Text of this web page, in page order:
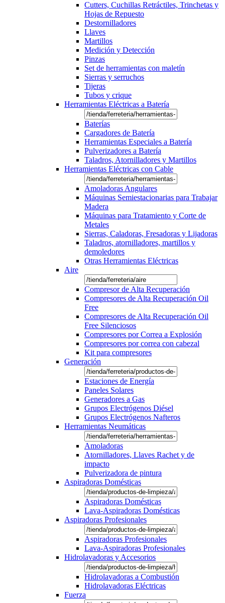
Cutters, Cuchillas Retráctiles, Trinchetas y
Hojas de Repuesto
Destornilladores
Llaves
Martillos
Medición y Detección
Pinzas
Set de herramientas con maletín
Sierras y serruchos
Tijeras
Tubos y crique
Herramientas Eléctricas a Batería
Baterías
Cargadores de Batería
Herramientas Especiales a Batería
Pulverizadores a Batería
Taladros, Atornilladores y Martillos
Herramientas Eléctricas con Cable
Amoladoras Angulares
Máquinas Semiestacionarias para Trabajar
Madera
Máquinas para Tratamiento y Corte de
Metales
Sierras, Caladoras, Fresadoras y Lijadoras
Taladros, atornilladores, martillos y
demoledores
Otras Herramientas Eléctricas
Aire
Compresor de Alta Recuperación
Compresores de Alta Recuperación Oil
Free
Compresores de Alta Recuperación Oil
Free Silenciosos
Compresores por Correa a Explosión
Compresores por correa con cabezal
Kit para compresores
Generación
Estaciones de Energía
Paneles Solares
Generadores a Gas
Grupos Electrógenos Diésel
Grupos Electrógenos Nafteros
Herramientas Neumáticas
Amoladoras
Atornilladores, Llaves Rachet y de
impacto
Pulverizadora de pintura
Aspiradoras Domésticas
Aspiradoras Domésticas
Lava-Aspiradoras Domésticas
Aspiradoras Profesionales
Aspiradoras Profesionales
Lava-Aspiradoras Profesionales
Hidrolavadoras y Accesorios
Hidrolavadoras a Combustión
Hidrolavadoras Eléctricas
Fuerza